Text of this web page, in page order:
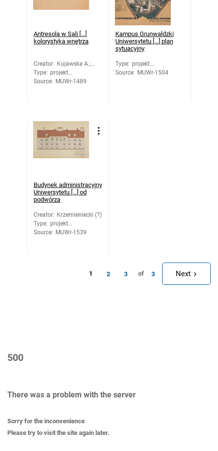
Antresola w Sali [...]
kolorystyka wnętrza
Creator: Kujawska A.;
Zajączkowski
Wiktor
Type: projekt
architektoniczny
Source: MUWr-1489
Kampus Grunwaldzki
Uniwersytetu [...] plan
sytuacyjny
Type: projekt
architektoniczny
Source: MUWr-1504
Budynek administracyjny
Uniwersytetu [...] od
podwórza
Creator: Krzemieniecki (?)
Type: projekt
architektoniczny
Source: MUWr-1539
1 2 3 of 3 Next
500
There was a problem with the server
Sorry for the inconvenience
Please try to visit the site again later.